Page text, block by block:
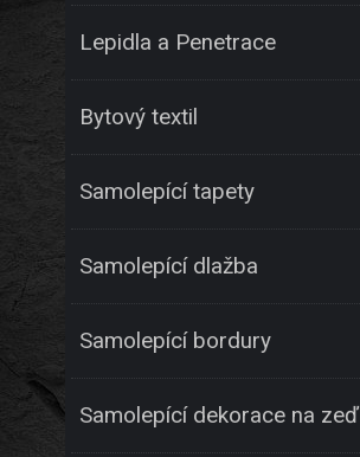
Lepidla a Penetrace
Bytový textil
Samolepící tapety
Samolepící dlažba
Samolepící bordury
Samolepící dekorace na zeď